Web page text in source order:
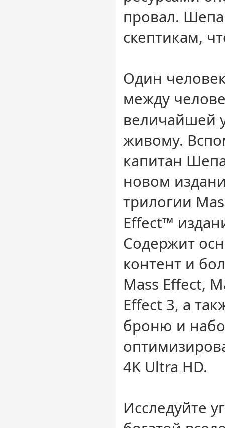
провал.
скептикам,
Один
между
величайшей
живому.
капитан
новом
трилогии
Effect™
Содержит
контент и
Mass Effect,
Effect 3, а
броню и
4K Ultra HD.
Исследуйте